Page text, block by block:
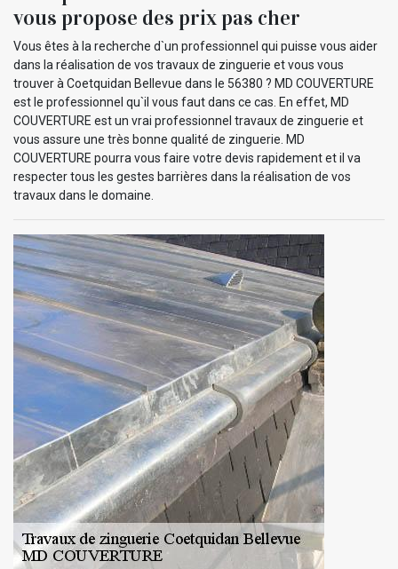
vous propose des prix pas cher
Vous êtes à la recherche d`un professionnel qui puisse vous aider
dans la réalisation de vos travaux de zinguerie et vous vous
trouver à Coetquidan Bellevue dans le 56380 ? MD COUVERTURE
est le professionnel qu`il vous faut dans ce cas. En effet, MD
COUVERTURE est un vrai professionnel travaux de zinguerie et
vous assure une très bonne qualité de zinguerie. MD
COUVERTURE pourra vous faire votre devis rapidement et il va
respecter tous les gestes barrières dans la réalisation de vos
travaux dans le domaine.